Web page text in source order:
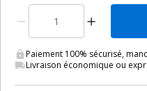
Paiement 100% sécurisé,
Livraison économique ou